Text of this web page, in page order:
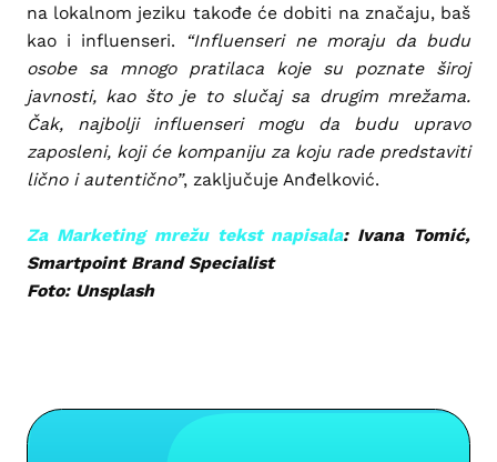
na lokalnom jeziku takođe će dobiti na značaju, baš
kao i influenseri.
“Influenseri ne moraju da budu
osobe sa mnogo pratilaca koje su poznate široj
javnosti, kao što je to slučaj sa drugim mrežama.
Čak, najbolji influenseri mogu da budu upravo
zaposleni, koji će kompaniju za koju rade predstaviti
lično i autentično”, zaključuje Anđelković.
Za Marketing mrežu tekst napisala: Ivana Tomić,
Smartpoint Brand Specialist
Foto: Unsplash